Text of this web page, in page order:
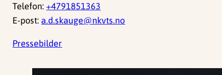
Telefon: +4791851363
E-post: a.d.skauge@nkvts.no
Pressebilder